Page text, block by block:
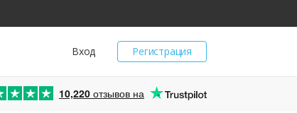
Регистрация
Вход
10,220 отзывов на